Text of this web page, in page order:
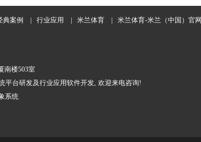
典案例 行业应用 米兰体育 米兰体育-米兰（中国）官网
南楼503室
平台研发及行业应用软件开发, 欢迎来电咨询!
系统